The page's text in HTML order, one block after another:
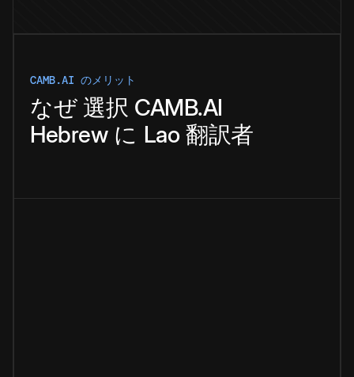
CAMB.AI のメリット
なぜ 選択 CAMB.AI
Hebrew に Lao 翻訳者